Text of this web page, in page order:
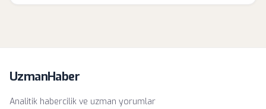
UzmanHaber
Analitik habercilik ve uzman yorumlar